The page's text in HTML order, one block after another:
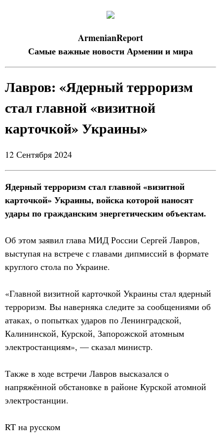
ArmenianReport
Самые важные новости Армении и мира
Лавров: «Ядерный терроризм
стал главной «визитной
карточкой» Украины»
12 Сентября 2024
Ядерный терроризм стал главной «визитной
карточкой» Украины, войска которой наносят
удары по гражданским энергетическим объектам.
Об этом заявил глава МИД России Сергей Лавров,
выступая на встрече с главами дипмиссий в формате
круглого стола по Украине.
«Главной визитной карточкой Украины стал ядерный
терроризм. Вы наверняка следите за сообщениями об
атаках, о попытках ударов по Ленинградской,
Калининской, Курской, Запорожской атомным
электростанциям», — сказал министр.
Также в ходе встречи Лавров высказался о
напряжённой обстановке в районе Курской атомной
электростанции.
RT на русском